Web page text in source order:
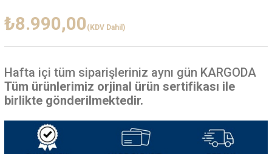
₺8.990,00 (KDV Dahil)
Hafta içi tüm siparişleriniz aynı gün KARGODA
Tüm ürünlerimiz orjinal ürün sertifikası ile
birlikte gönderilmektedir.